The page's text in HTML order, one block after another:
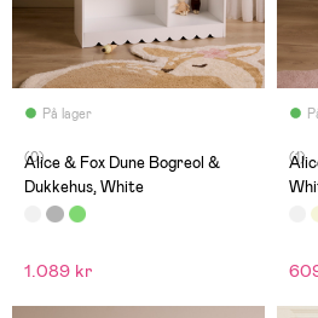
På lager
(0)
Alice & Fox Dune Bogreol &
Dukkehus, White
1.089 kr
(1)